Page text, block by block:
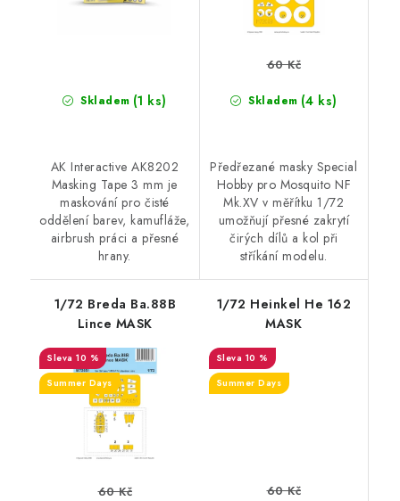
Skladem (1 ks)
AK Interactive AK8202
Masking Tape 3 mm je
maskování pro čisté
oddělení barev, kamufláže,
airbrush práci a přesné
hrany.
Skladem (4 ks)
60 Kč
Předřezané masky Special
Hobby pro Mosquito NF
Mk.XV v měřítku 1/72
umožňují přesné zakrytí
čirých dílů a kol při
stříkání modelu.
1/72 Breda Ba.88B
Lince MASK
10 %
Summer Days
60 Kč
1/72 Heinkel He 162
MASK
10 %
Summer Days
60 Kč